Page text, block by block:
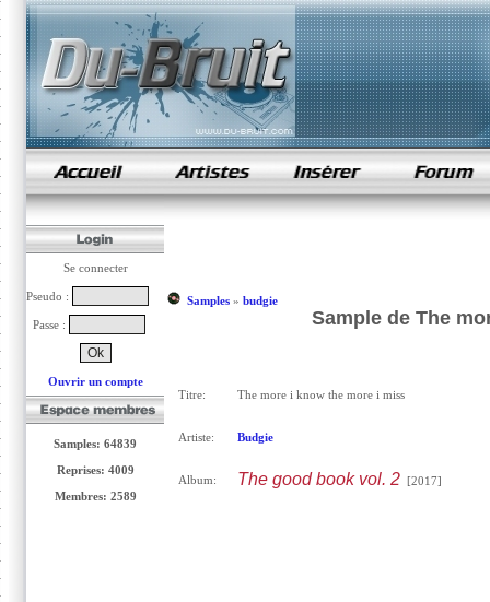
samples de rap
Se connecter
Pseudo :
Passe :
Ouvrir un compte
Samples: 64839
Reprises: 4009
Membres: 2589
Samples» budgie
Sample de The
Titre: The more i know the more i miss
Artiste: Budgie
Album: The good book vol. 2[2017]